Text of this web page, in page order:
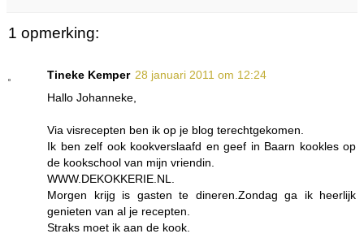
1 opmerking:
Tineke Kemper 28 januari 2011 om 12:24
Hallo Johanneke,
Via visrecepten ben ik op je blog terechtgekomen.
Ik ben zelf ook kookverslaafd en geef in Baarn kookles op
de kookschool van mijn vriendin.
WWW.DEKOKKERIE.NL.
Morgen krijg is gasten te dineren.Zondag ga ik heerlijk
genieten van al je recepten.
Straks moet ik aan de kook.